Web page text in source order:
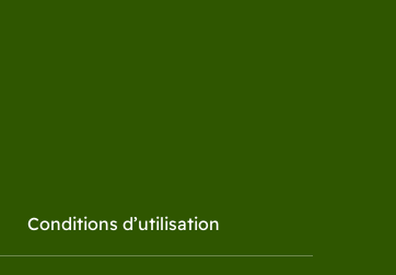
Conditions d’utilisation